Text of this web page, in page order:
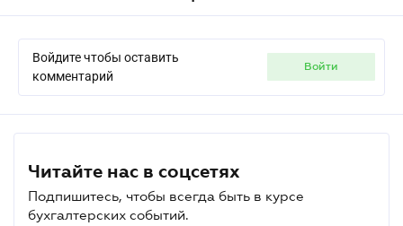
Войдите чтобы оставить
комментарий
войти
Читайте нас в соцсетях
Подпишитесь, чтобы всегда быть в курсе
бухгалтерских событий.